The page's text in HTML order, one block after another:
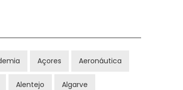
Açores Aeronáutica
Alentejo Algarve